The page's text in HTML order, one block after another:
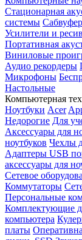
Стационарная
системы
Усилители и
Портативная
Виниловые
Аудио рекордеры
Микрофоны
Настольные
Компьютерная
Ноутбуки Acer
Недорогие Для
Аксессуары для
ноутбуков Чехлы
Адаптеры USB
аксессуары для
Сетевое
Коммутаторы
Персональные
Комплектующие
компьютера
платы